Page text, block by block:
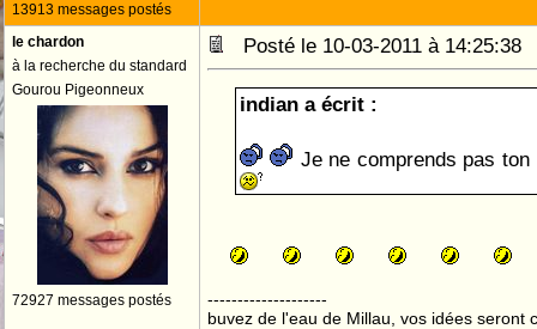
13913 messages postés
le chardon
à la recherche du standard
Gourou Pigeonneux
72927 messages postés
Posté le 10-03-2011 à
indian a écrit :
Je ne comprends pas
--------------------
buvez de l'eau de Millau, vos idées seront